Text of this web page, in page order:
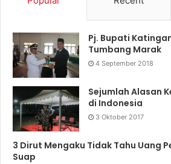
Pj. Bupati
Tumbang Marak
4 September 2018
Sejumlah Alasan
di Indonesia
3 Oktober 2017
3 Dirut Mengaku Tidak Tahu Uang
Suap